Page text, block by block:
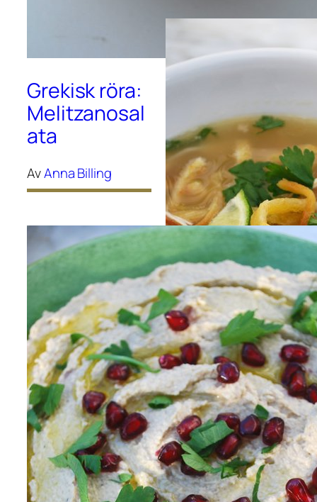
Grekisk röra:
Melitzanosal
ata
AvAnna Billing